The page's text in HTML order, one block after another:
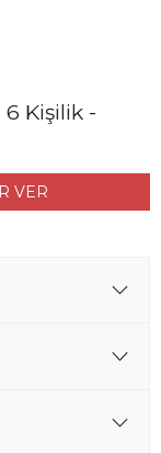
6 Kişilik -
VER